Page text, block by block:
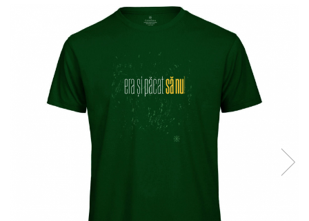
Bluze si hanorace bărbați
Bluze si hanorace damă
Bluze de trening | Bluze tehnice
Pantaloni
Șepci și căciuli
Simboluri tradiționale